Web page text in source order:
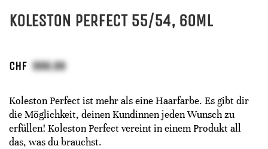
KOLESTON PERFECT 55/54, 60ML
CHF
Koleston Perfect ist mehr als eine Haarfarbe. Es gibt dir
die Möglichkeit, deinen Kundinnen jeden Wunsch zu
erfüllen! Koleston Perfect vereint in einem Produkt all
das, was du brauchst.